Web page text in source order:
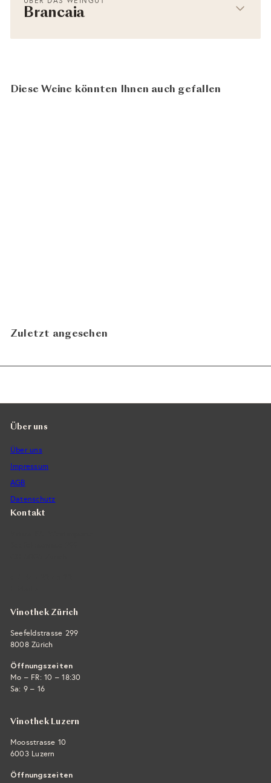
Brancaia
Diese Weine könnten Ihnen auch gefallen
Zuletzt angesehen
Über uns
Über uns
Impressum
AGB
Datenschutz
Kontakt
Vinothek Zürich
Seefeldstrasse 299
8008 Zürich
Öffnungszeiten
Mo – FR: 10 – 18:30
Sa: 9 – 16
Vinothek Luzern
Moosstrasse 10
6003 Luzern
Öffnungszeiten